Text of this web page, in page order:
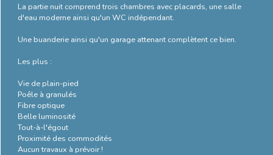
La partie nuit comprend trois chambres avec placards, une salle
d'eau moderne ainsi qu'un WC indépendant.
Une buanderie ainsi qu'un garage attenant complètent ce bien.
Les plus :
Vie de plain-pied
Poêle à granulés
Fibre optique
Belle luminosité
Tout-à-l'égout
Proximité des commodités
Aucun travaux à prévoir !